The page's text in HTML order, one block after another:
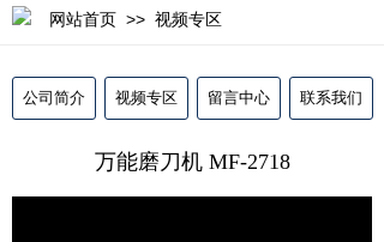
网站首页 >> 视频专区
公司简介 视频专区 留言中心 联系我们
万能磨刀机 MF-2718